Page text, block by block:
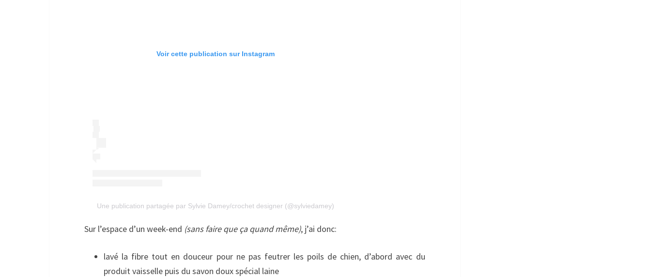
Voir cette publication sur Instagram
Une publication partagée par Sylvie Damey/crochet designer (@sylviedamey)
Sur l’espace d’un week-end (sans faire que ça quand même), j’ai donc:
lavé la fibre tout en douceur pour ne pas feutrer les poils de chien, d’abord avec du
produit vaisselle puis du savon doux spécial laine